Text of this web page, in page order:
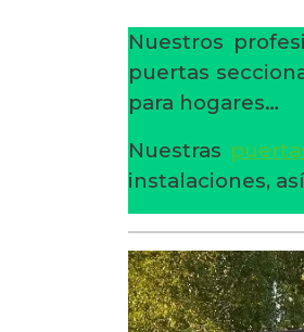
Nuestros
puertas
para hogares…
Nuestras
instalaciones,